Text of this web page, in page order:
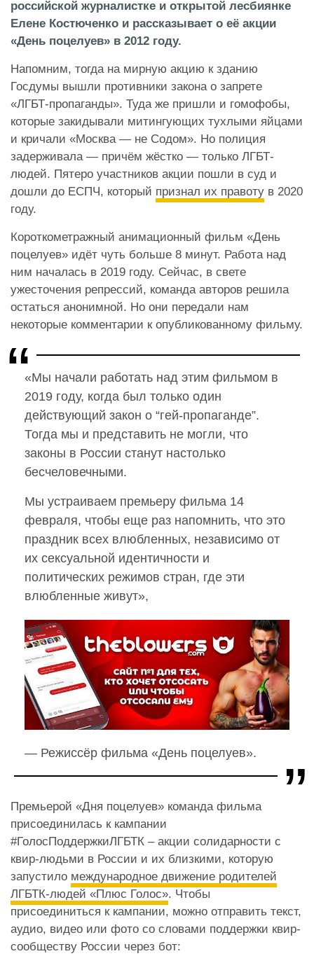
российской журналистке и открытой лесбиянке
Елене Костюченко и рассказывает о её акции
«День поцелуев» в 2012 году.
Напомним, тогда на мирную акцию к зданию
Госдумы вышли противники закона о запрете
«ЛГБТ-пропаганды». Туда же пришли и гомофобы,
которые закидывали митингующих тухлыми яйцами
и кричали «Москва — не Содом». Но полиция
задерживала — причём жёстко — только ЛГБТ-
людей. Пятеро участников акции пошли в суд и
дошли до ЕСПЧ, который признал их правоту в 2020
году.
Короткометражный анимационный фильм «День
поцелуев» идёт чуть больше 8 минут. Работа над
ним началась в 2019 году. Сейчас, в свете
ужесточения репрессий, команда авторов решила
остаться анонимной. Но они передали нам
некоторые комментарии к опубликованному фильму.
«Мы начали работать над этим фильмом в
2019 году, когда был только один
действующий закон о “гей-пропаганде”.
Тогда мы и представить не могли, что
законы в России станут настолько
бесчеловечными.
Мы устраиваем премьеру фильма 14
февраля, чтобы еще раз напомнить, что это
праздник всех влюбленных, независимо от
их сексуальной идентичности и
политических режимов стран, где эти
влюбленные живут»,
— Режиссёр фильма «День поцелуев».
Премьерой «Дня поцелуев» команда фильма
присоединилась к кампании
#ГолосПоддержкиЛГБТК – акции солидарности с
квир-людьми в России и их близкими, которую
запустило международное движение родителей
ЛГБТК-людей «Плюс Голос». Чтобы
присоединиться к кампании, можно отправить текст,
аудио, видео или фото со словами поддержки квир-
сообществу России через бот: